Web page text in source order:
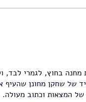
מחנה בחוץ, לגמרי לבד,
של שחקן מחונן שהעיף
של המצאות וכתוב